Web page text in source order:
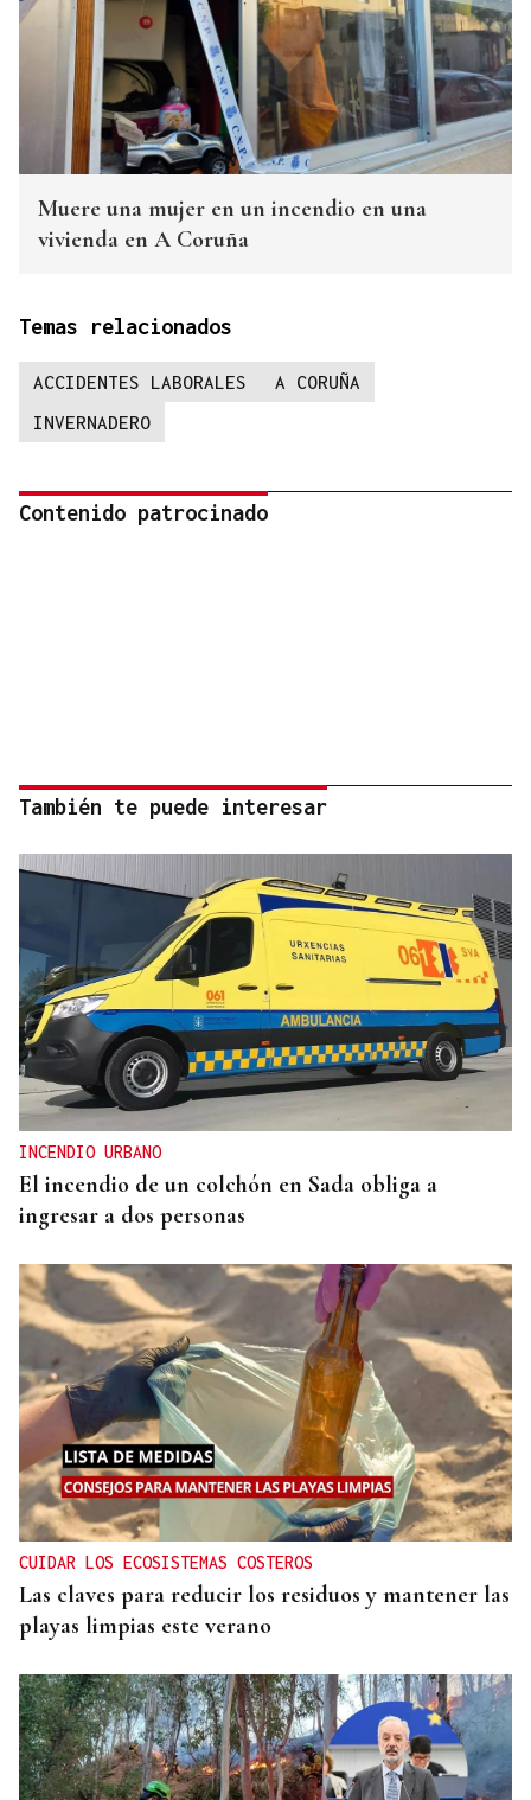
Muere una mujer en un incendio en una
vivienda en A Coruña
Temas relacionados
ACCIDENTES LABORALES
A CORUÑA
INVERNADERO
Contenido patrocinado
También te puede interesar
INCENDIO URBANO
El incendio de un colchón en Sada obliga a
ingresar a dos personas
CUIDAR LOS ECOSISTEMAS COSTEROS
Las claves para reducir los residuos y mantener las
playas limpias este verano